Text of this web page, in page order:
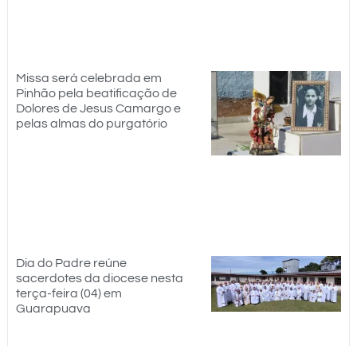
Missa será celebrada em
Pinhão pela beatificação de
Dolores de Jesus Camargo e
pelas almas do purgatório
Dia do Padre reúne
sacerdotes da diocese nesta
terça-feira (04) em
Guarapuava